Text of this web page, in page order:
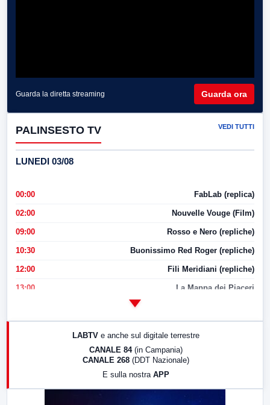
Guarda la diretta streaming Guarda ora
PALINSESTO TV VEDI TUTTI
LUNEDI 03/08
00:00 FabLab (replica)
02:00 Nouvelle Vouge (Film)
09:00 Rosso e Nero (repliche)
10:30 Buonissimo Red Roger (repliche)
12:00 Fili Meridiani (repliche)
13:00 La Mappa dei Piaceri
LABTV e anche sul digitale terrestre
CANALE 84 (in Campania)
CANALE 268 (DDT Nazionale)
E sulla nostra APP